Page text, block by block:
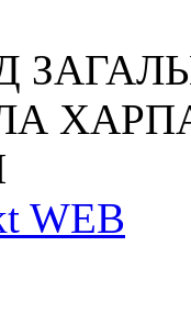
WEB